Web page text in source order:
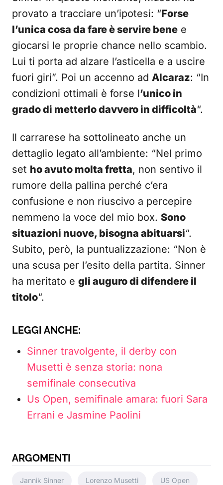
provato a tracciare un’ipotesi: “Forse
l’unica cosa da fare è servire bene e
giocarsi le proprie chance nello scambio.
Lui ti porta ad alzare l’asticella e a uscire
fuori giri”. Poi un accenno ad Alcaraz: “In
condizioni ottimali è forse l’unico in
grado di metterlo davvero in difficoltà“.
Il carrarese ha sottolineato anche un
dettaglio legato all’ambiente: “Nel primo
set ho avuto molta fretta, non sentivo il
rumore della pallina perché c’era
confusione e non riuscivo a percepire
nemmeno la voce del mio box. Sono
situazioni nuove, bisogna abituarsi“.
Subito, però, la puntualizzazione: “Non è
una scusa per l’esito della partita. Sinner
ha meritato e gli auguro di difendere il
titolo“.
LEGGI ANCHE:
Sinner travolgente, il derby con
Musetti è senza storia: nona
semifinale consecutiva
Us Open, semifinale amara: fuori Sara
Errani e Jasmine Paolini
ARGOMENTI
Jannik Sinner Lorenzo Musetti US Open